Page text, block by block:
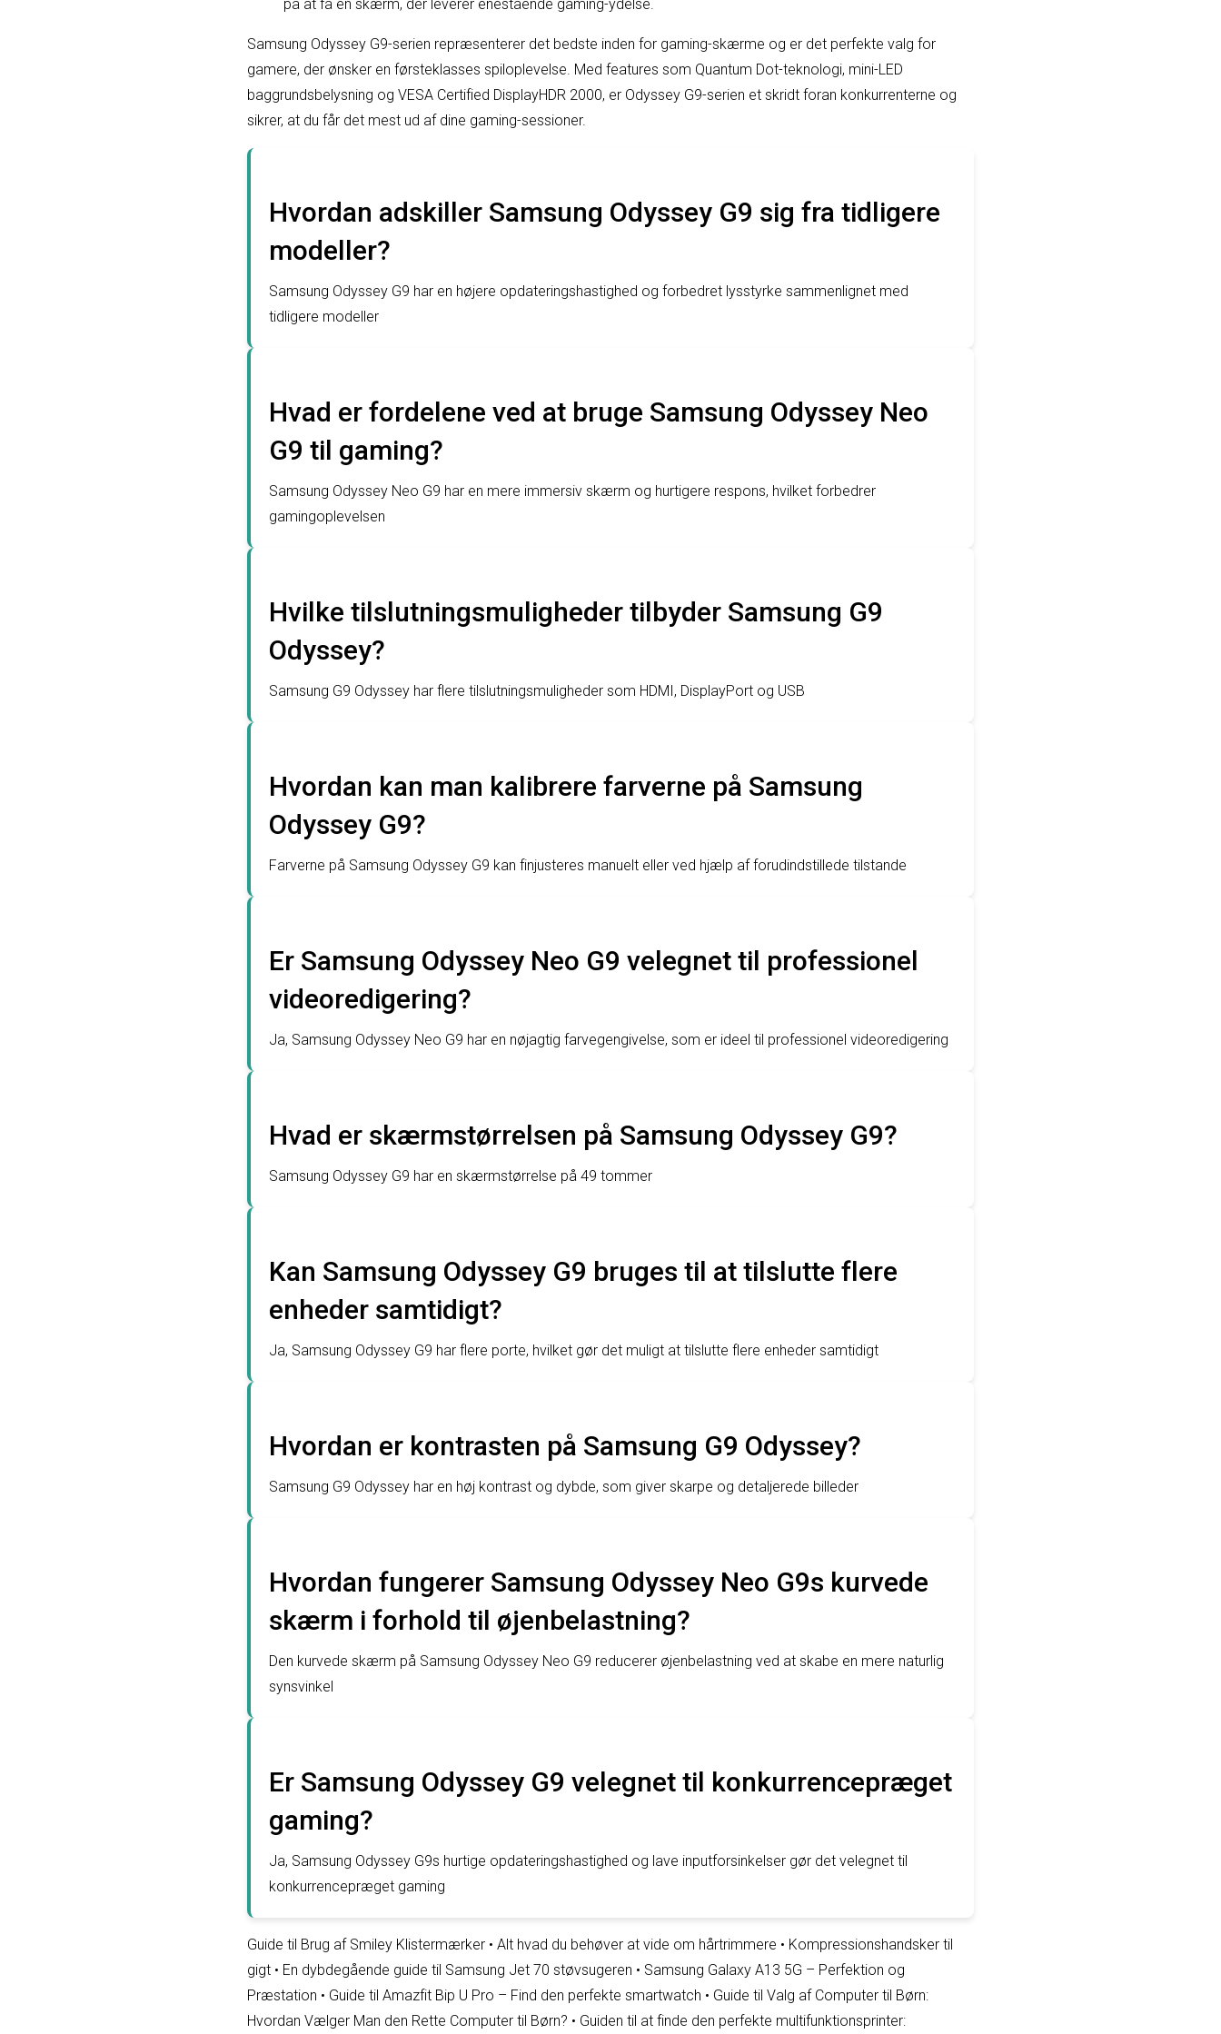
på at få en skærm, der leverer enestående gaming-ydelse.
Samsung Odyssey G9-serien repræsenterer det bedste inden for gaming-skærme og er det perfekte valg for
gamere, der ønsker en førsteklasses spiloplevelse. Med features som Quantum Dot-teknologi, mini-LED
baggrundsbelysning og VESA Certified DisplayHDR 2000, er Odyssey G9-serien et skridt foran konkurrenterne og
sikrer, at du får det mest ud af dine gaming-sessioner.
Hvordan adskiller Samsung Odyssey G9 sig fra tidligere
modeller?
Samsung Odyssey G9 har en højere opdateringshastighed og forbedret lysstyrke sammenlignet med
tidligere modeller
Hvad er fordelene ved at bruge Samsung Odyssey Neo
G9 til gaming?
Samsung Odyssey Neo G9 har en mere immersiv skærm og hurtigere respons, hvilket forbedrer
gamingoplevelsen
Hvilke tilslutningsmuligheder tilbyder Samsung G9
Odyssey?
Samsung G9 Odyssey har flere tilslutningsmuligheder som HDMI, DisplayPort og USB
Hvordan kan man kalibrere farverne på Samsung
Odyssey G9?
Farverne på Samsung Odyssey G9 kan finjusteres manuelt eller ved hjælp af forudindstillede tilstande
Er Samsung Odyssey Neo G9 velegnet til professionel
videoredigering?
Ja, Samsung Odyssey Neo G9 har en nøjagtig farvegengivelse, som er ideel til professionel videoredigering
Hvad er skærmstørrelsen på Samsung Odyssey G9?
Samsung Odyssey G9 har en skærmstørrelse på 49 tommer
Kan Samsung Odyssey G9 bruges til at tilslutte flere
enheder samtidigt?
Ja, Samsung Odyssey G9 har flere porte, hvilket gør det muligt at tilslutte flere enheder samtidigt
Hvordan er kontrasten på Samsung G9 Odyssey?
Samsung G9 Odyssey har en høj kontrast og dybde, som giver skarpe og detaljerede billeder
Hvordan fungerer Samsung Odyssey Neo G9s kurvede
skærm i forhold til øjenbelastning?
Den kurvede skærm på Samsung Odyssey Neo G9 reducerer øjenbelastning ved at skabe en mere naturlig
synsvinkel
Er Samsung Odyssey G9 velegnet til konkurrencepræget
gaming?
Ja, Samsung Odyssey G9s hurtige opdateringshastighed og lave inputforsinkelser gør det velegnet til
konkurrencepræget gaming
Guide til Brug af Smiley Klistermærker • Alt hvad du behøver at vide om hårtrimmere • Kompressionshandsker til
gigt • En dybdegående guide til Samsung Jet 70 støvsugeren • Samsung Galaxy A13 5G – Perfektion og
Præstation • Guide til Amazfit Bip U Pro – Find den perfekte smartwatch • Guide til Valg af Computer til Børn:
Hvordan Vælger Man den Rette Computer til Børn? • Guiden til at finde den perfekte multifunktionsprinter: